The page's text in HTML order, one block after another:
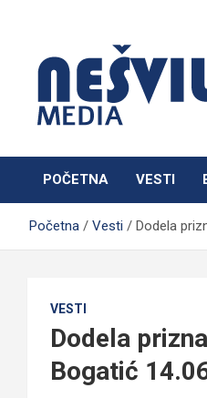
Nešvil
POČETNA VESTI
Početna Vesti Dodela
VESTI
Dodela
Bogatić